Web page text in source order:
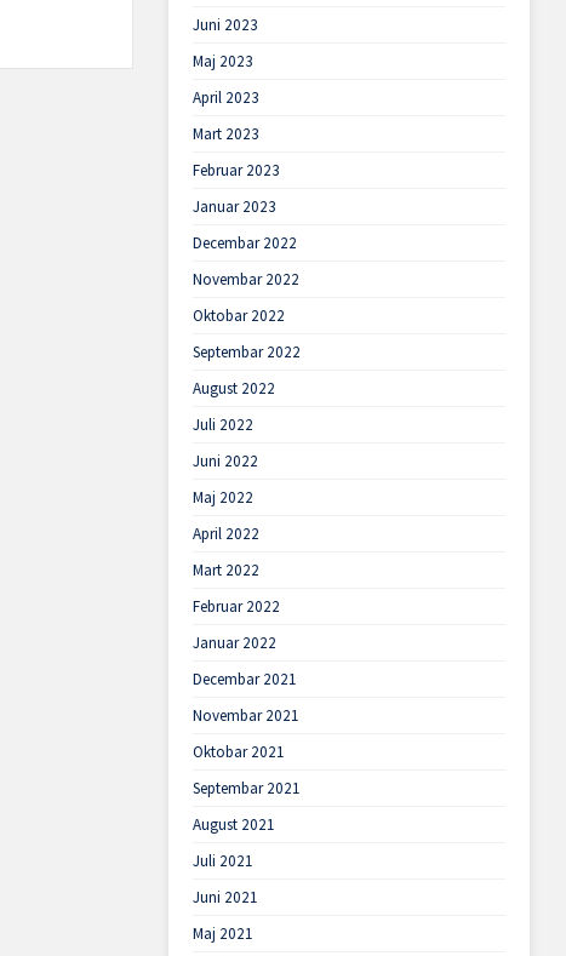
Juni 2023
Maj 2023
April 2023
Mart 2023
Februar 2023
Januar 2023
Decembar 2022
Novembar 2022
Oktobar 2022
Septembar 2022
August 2022
Juli 2022
Juni 2022
Maj 2022
April 2022
Mart 2022
Februar 2022
Januar 2022
Decembar 2021
Novembar 2021
Oktobar 2021
Septembar 2021
August 2021
Juli 2021
Juni 2021
Maj 2021